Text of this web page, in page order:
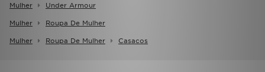
Mulher Under Armour
Mulher Roupa De Mulher
Mulher Roupa De Mulher Casacos